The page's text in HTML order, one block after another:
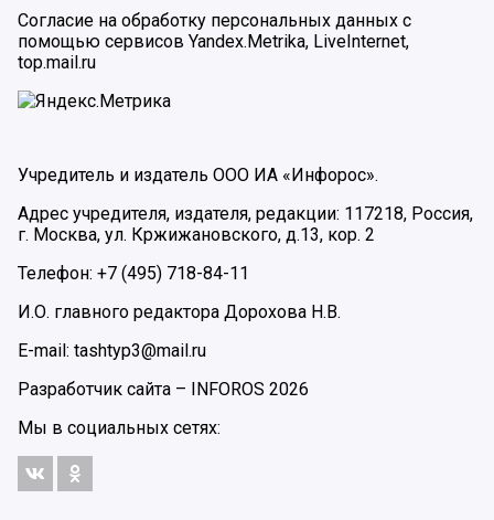
Согласие на обработку персональных данных с
помощью сервисов Yandex.Metrika, LiveInternet,
top.mail.ru
Учредитель и издатель ООО ИА «Инфорос».
Адрес учредителя, издателя, редакции: 117218, Россия,
г. Москва, ул. Кржижановского, д.13, кор. 2
Телефон: +7 (495) 718-84-11
И.О. главного редактора Дорохова Н.В.
E-mail: tashtyp3@mail.ru
Разработчик сайта – INFOROS 2026
Мы в социальных сетях: